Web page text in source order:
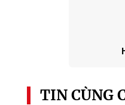
TIN CÙNG